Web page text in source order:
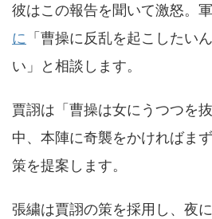
彼はこの報告を聞いて激怒。
に 「曹操に反乱を起こしたい
い」と相談します。
賈詡は「曹操は女にうつつを
中、本陣に奇襲をかければま
策を提案します。
張繍は賈詡の策を採用し、夜